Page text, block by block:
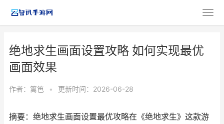
绝地求生画面设置攻略 如何实现最优
画面效果
作者： 篱笆 • 更新时间：2026-06-28
摘要：绝地求生画面设置最优攻略在《绝地求生》这款游